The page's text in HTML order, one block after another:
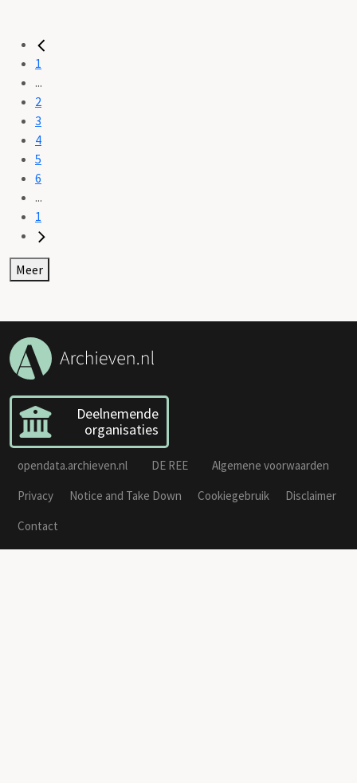
1
...
2
3
4
5
6
...
1
Meer
Deelnemende
organisaties
opendata.archieven.nl DE REE
Algemene voorwaarden
Privacy
Notice and Take Down Cookiegebruik
Disclaimer
Contact